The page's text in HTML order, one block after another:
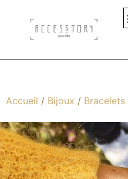
Accueil / Bijoux / Bracelets